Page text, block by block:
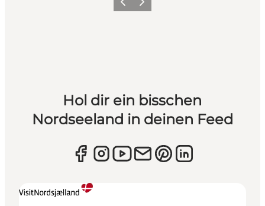
ZurückWeiter
Hol dir ein bisschen
Nordseeland in deinen Feed